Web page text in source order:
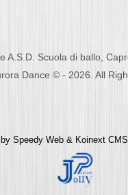
A.S.D. Scuola di ballo,
Dance © - 2026. All
Speedy Web & Koinext